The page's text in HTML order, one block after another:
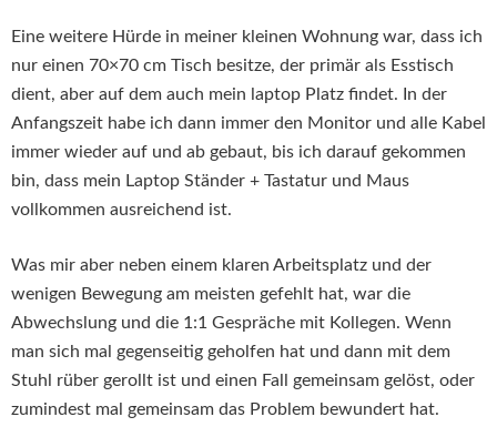
Eine weitere Hürde in meiner kleinen Wohnung war, dass ich
nur einen 70×70 cm Tisch besitze, der primär als Esstisch
dient, aber auf dem auch mein laptop Platz findet. In der
Anfangszeit habe ich dann immer den Monitor und alle Kabel
immer wieder auf und ab gebaut, bis ich darauf gekommen
bin, dass mein Laptop Ständer + Tastatur und Maus
vollkommen ausreichend ist.
Was mir aber neben einem klaren Arbeitsplatz und der
wenigen Bewegung am meisten gefehlt hat, war die
Abwechslung und die 1:1 Gespräche mit Kollegen. Wenn
man sich mal gegenseitig geholfen hat und dann mit dem
Stuhl rüber gerollt ist und einen Fall gemeinsam gelöst, oder
zumindest mal gemeinsam das Problem bewundert hat.